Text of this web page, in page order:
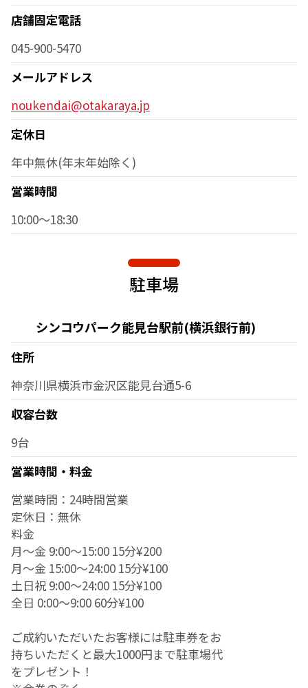
店舗固定電話
045-900-5470
メールアドレス
noukendai@otakaraya.jp
定休日
年中無休(年末年始除く)
営業時間
10:00～18:30
駐車場
シンコウパーク能見台駅前(横浜銀行前)
住所
神奈川県横浜市金沢区能見台通5-6
収容台数
9台
営業時間・料金
営業時間：24時間営業
定休日：無休
料金
月～金 9:00～15:00 15分¥200
月～金 15:00～24:00 15分¥100
土日祝 9:00～24:00 15分¥100
全日 0:00～9:00 60分¥100
ご成約いただいたお客様には駐車券をお
持ちいただくと最大1000円まで駐車場代
をプレゼント！